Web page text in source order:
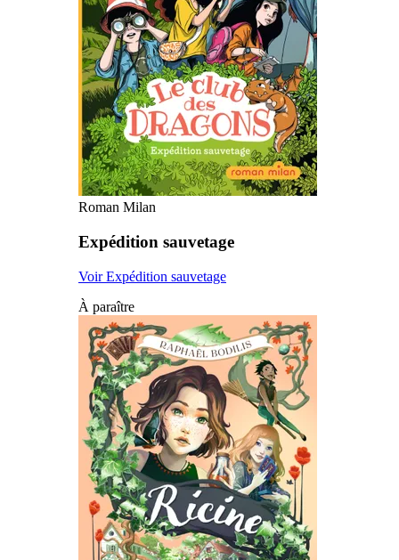
Roman Milan
Expédition sauvetage
Voir Expédition sauvetage
À paraître